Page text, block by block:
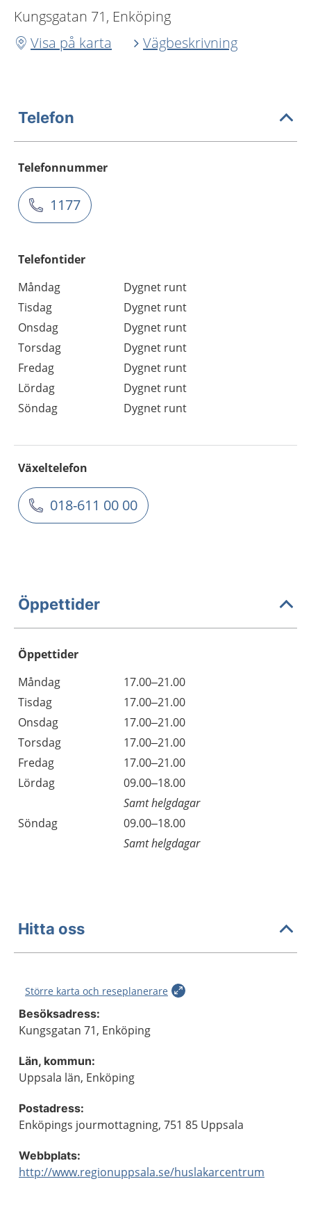
Kungsgatan 71, Enköping
Visa på karta
Vägbeskrivning
Telefon
Telefonnummer
1177
Telefontider
Måndag
Dygnet runt
Tisdag
Dygnet runt
Onsdag
Dygnet runt
Torsdag
Dygnet runt
Fredag
Dygnet runt
Lördag
Dygnet runt
Söndag
Dygnet runt
Växeltelefon
018-611 00 00
Öppettider
Öppettider
Dag
Öppettider
Kommentarer
Måndag
17.00–21.00
Tisdag
17.00–21.00
Onsdag
17.00–21.00
Torsdag
17.00–21.00
Fredag
17.00–21.00
Lördag
09.00–18.00
Samt helgdagar
Söndag
09.00–18.00
Samt helgdagar
Hitta oss
Större karta och reseplanerare
Besöksadress:
Kungsgatan 71, Enköping
Län, kommun:
Uppsala län, Enköping
Postadress:
Enköpings jourmottagning, 751 85 Uppsala
Webbplats:
http://www.regionuppsala.se/huslakarcentrum